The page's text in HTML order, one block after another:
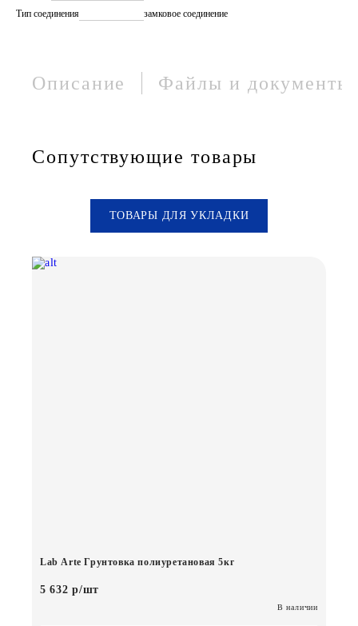
Тип соединения
замковое соединение
Описание Файлы и документы
Сопутствующие товары
ТОВАРЫ ДЛЯ УКЛАДКИ
Lab Arte Грунтовка полиуретановая 5кг
5 632 р/шт
В наличии